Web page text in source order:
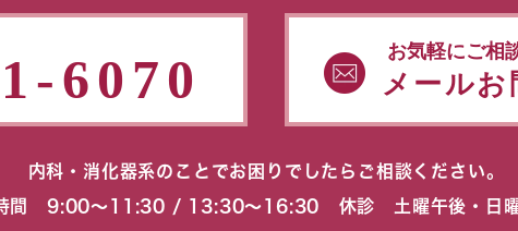
6070 お気軽にご相
メール
内科・消化器系のことでお困りでしたらご相談ください。
間 9:00〜11:30 / 13:30〜16:30 休診 土曜午後・日曜